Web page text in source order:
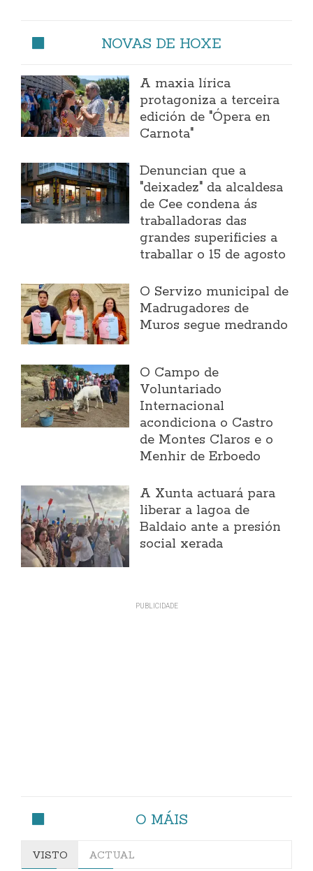
NOVAS DE HOXE
A maxia lírica
protagoniza a terceira
edición de "Ópera en
Carnota"
Denuncian que a
"deixadez" da alcaldesa
de Cee condena ás
traballadoras das
grandes superificies a
traballar o 15 de agosto
O Servizo municipal de
Madrugadores de
Muros segue medrando
O Campo de
Voluntariado
Internacional
acondiciona o Castro
de Montes Claros e o
Menhir de Erboedo
A Xunta actuará para
liberar a lagoa de
Baldaio ante a presión
social xerada
O MÁIS
VISTO ACTUAL